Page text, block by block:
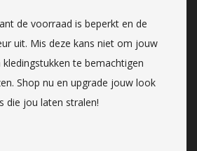
de voorraad is beperkt en de
uit. Mis deze kans niet om jouw
te bemachtigen
Shop nu en upgrade jouw look
die jou laten stralen!